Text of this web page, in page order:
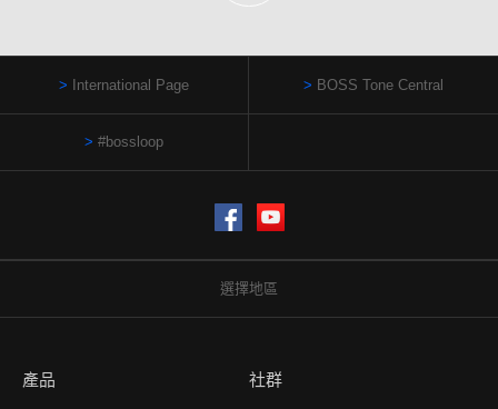
International Page BOSS Tone Central
#bossloop
Facebook
選擇地區
產品 社群